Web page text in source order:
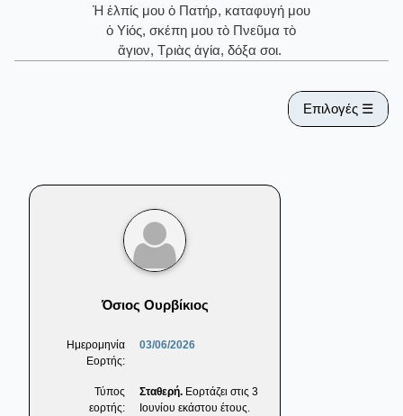
Ἡ ἐλπίς μου ὁ Πατήρ, καταφυγή μου
ὁ Υἱός, σκέπη μου τὸ Πνεῦμα τὸ
ἅγιον, Τριὰς ἁγία, δόξα σοι.
Επιλογές ☰
Όσιος Ουρβίκιος
Ημερομηνία
Εορτής:
03/06/2026
Τύπος
εορτής:
Σταθερή. Εορτάζει στις 3
Ιουνίου εκάστου έτους.